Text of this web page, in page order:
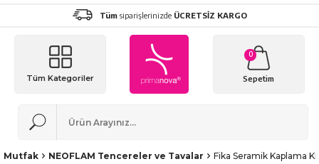
Tüm siparişlerinizde ÜCRETSİZ KARGO
Tüm Kategoriler
0
Sepetim
Mutfak NEOFLAM Tencereler ve Tavalar Fika Seramik Kaplama